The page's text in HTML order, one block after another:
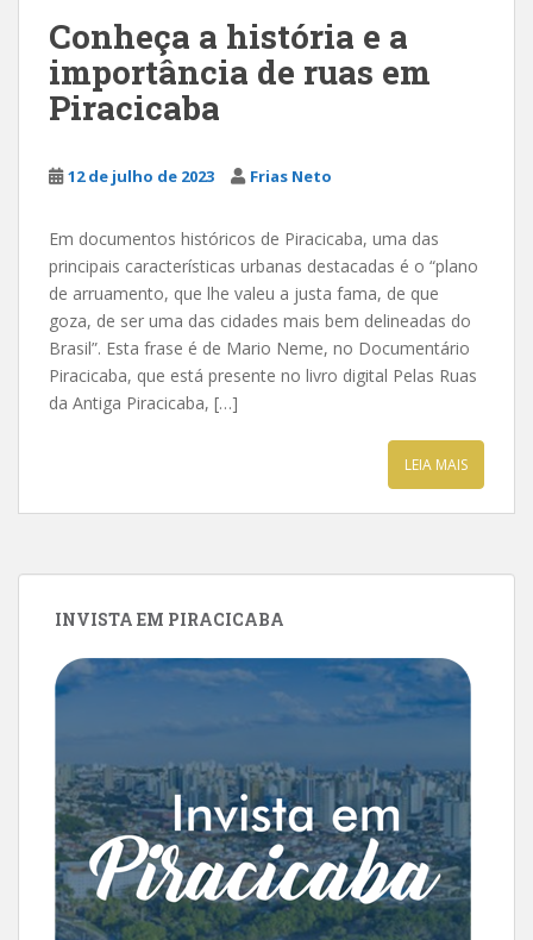
Conheça a história e a
importância de ruas em
Piracicaba
12 de julho de 2023 Frias Neto
Em documentos históricos de Piracicaba, uma das
principais características urbanas destacadas é o “plano
de arruamento, que lhe valeu a justa fama, de que
goza, de ser uma das cidades mais bem delineadas do
Brasil”. Esta frase é de Mario Neme, no Documentário
Piracicaba, que está presente no livro digital Pelas Ruas
da Antiga Piracicaba, […]
LEIA MAIS
INVISTA EM PIRACICABA